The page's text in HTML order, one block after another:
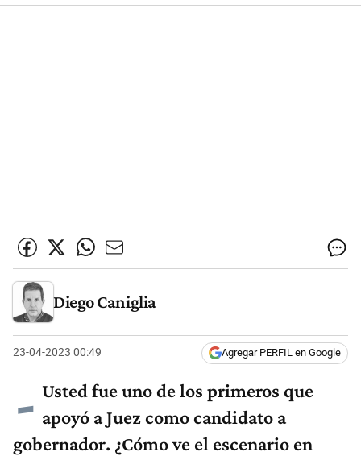
Diego Caniglia
23-04-2023 00:49 Agregar PERFIL en Google
- Usted fue uno de los primeros que
apoyó a Juez como candidato a
gobernador. ¿Cómo ve el escenario en